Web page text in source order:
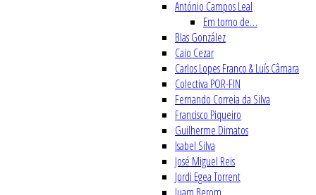
António Campos Leal
Em torno de…
Blas González
Caio Cezar
Carlos Lopes Franco & Luís Câmara
Colectiva POR-FIN
Fernando Correia da Silva
Francisco Piqueiro
Guilherme Dimatos
Isabel Silva
José Miguel Reis
Jordi Egea Torrent